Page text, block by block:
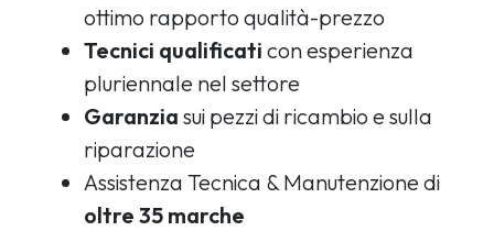
ottimo rapporto qualità-prezzo
Tecnici qualificati con esperienza
pluriennale nel settore
Garanzia sui pezzi di ricambio e sulla
riparazione
Assistenza Tecnica & Manutenzione di
oltre 35 marche